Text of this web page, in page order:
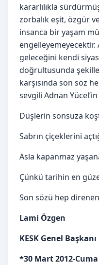
kararlılıkla
zorbalık eşit, özgür
insanca bir yaşam
engelleyemeyecektir.
geleceğini kendi
doğrultusunda
karşısında son söz
sevgili Adnan
Düşlerin sonsuza
Sabrın çiçeklerini
Asla kapanmaz
Çünkü tarihin en
Son sözü hep
Lami Özgen
KESK Genel Başkanı
*30 Mart 2012-